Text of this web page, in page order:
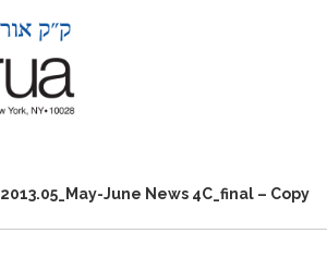
2013.05_May-June News 4C_final – Copy